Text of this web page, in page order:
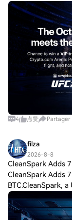
shot at: ◾
flight voucher) ◾
4 点赞 Partager
filza
2026-8-8
CleanSpark Adds
CleanSpark Adds
BTC.CleanSpark,
expanded its
total holdings to